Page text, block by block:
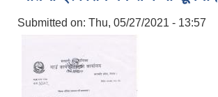
Submitted on: Thu, 05/27/2021 - 13:57